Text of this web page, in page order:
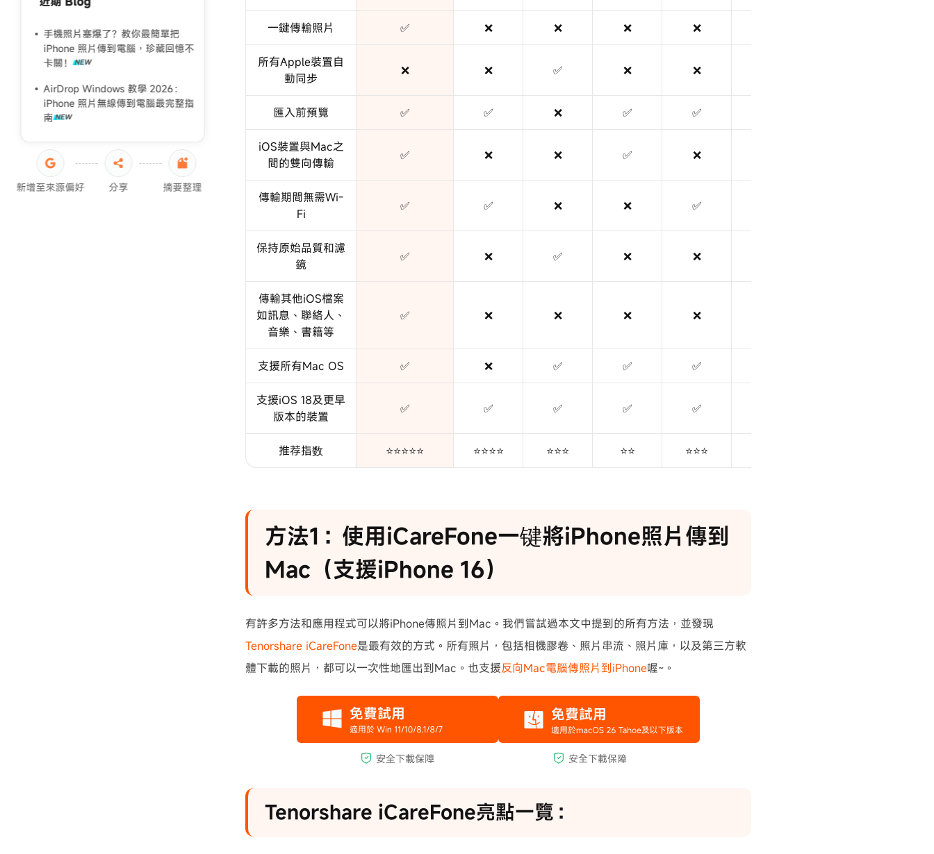
iPhone 原況照片傳到電腦
iCareFone 破解版
iCareFone 評測
iPhone 資料轉移
舊 iPhone 轉新 iPhone
iPhone轉移舊手機資料還在嗎？
iPhone轉移失敗原因
iPad 資料轉移
手機照片塞爆了？教你最簡單把
iPhone 照片傳到電腦，珍藏回憶不
卡關！
AirDrop Windows 教學 2026：
iPhone 照片無線傳到電腦最完整指
南
新增至來源偏好 分享 摘要整理
一鍵傳輸照片 ✅ ❌ ❌ ❌ ❌
所有Apple裝置自
動同步
❌ ❌ ✅ ❌ ❌
匯入前預覽 ✅ ✅ ❌ ✅ ✅
iOS裝置與Mac之
間的雙向傳輸
✅ ❌ ❌ ✅ ❌
傳輸期間無需Wi-
Fi
✅ ✅ ❌ ❌ ✅
保持原始品質和濾
鏡
✅ ❌ ✅ ❌ ❌
傳輸其他iOS檔案
如訊息、聯絡人、
音樂、書籍等
✅ ❌ ❌ ❌ ❌
支援所有Mac OS ✅ ❌ ✅ ✅ ✅
支援iOS 18及更早
版本的裝置
✅ ✅ ✅ ✅ ✅
推荐指数 ⭐⭐⭐⭐⭐ ⭐⭐⭐⭐ ⭐⭐⭐ ⭐⭐ ⭐⭐⭐
方法1：使用iCareFone一键將iPhone照片傳到
Mac（支援iPhone 16）
有許多方法和應用程式可以將iPhone傳照片到Mac。我們嘗試過本文中提到的所有方法，並發現
Tenorshare iCareFone是最有效的方式。所有照片，包括相機膠卷、照片串流、照片庫，以及第三方軟
體下載的照片，都可以一次性地匯出到Mac。也支援反向Mac電腦傳照片到iPhone喔~。
Tenorshare iCareFone亮點一覽：